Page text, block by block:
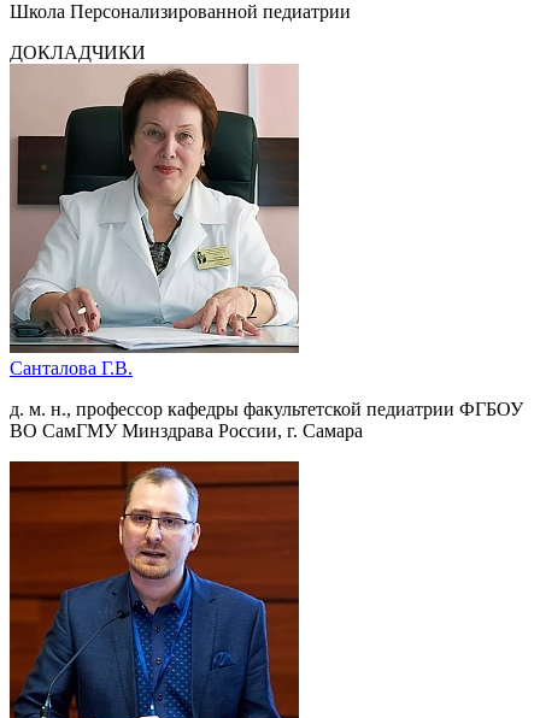
Школа Персонализированной педиатрии
ДОКЛАДЧИКИ
Санталова Г.В.
д. м. н., профессор кафедры факультетской педиатрии ФГБОУ
ВО СамГМУ Минздрава России, г. Самара